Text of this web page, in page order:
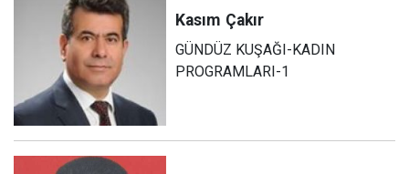
Kasım Çakır
GÜNDÜZ KUŞAĞI-KADIN
PROGRAMLARI-1